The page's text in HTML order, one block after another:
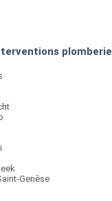
plomberie
Genèse